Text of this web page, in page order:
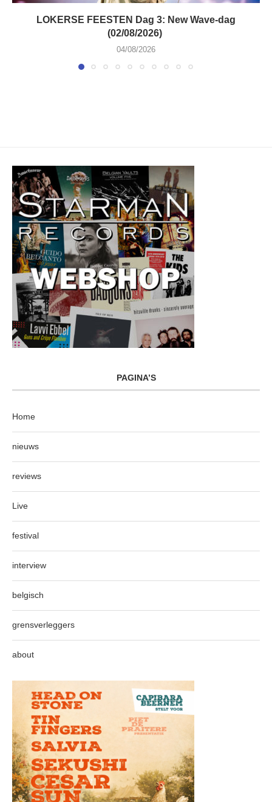
LOKERSE FEESTEN Dag 3: New Wave-dag
(02/08/2026)
04/08/2026
PAGINA’S
Home
nieuws
reviews
Live
festival
interview
belgisch
grensverleggers
about